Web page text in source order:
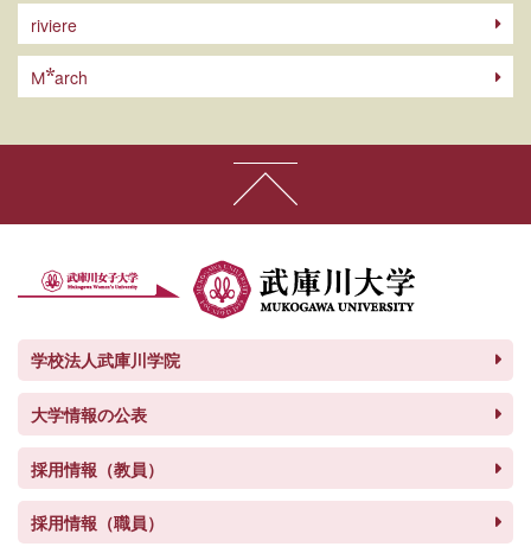
riviere
M arch
学校法人武庫川学院
大学情報の公表
採用情報（教員）
採用情報（職員）